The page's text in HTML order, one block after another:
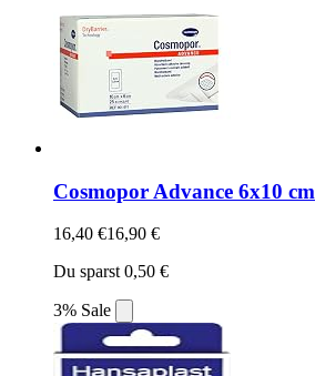
Cosmopor Advance 6x10 cm
16,40 €16,90 €
Du sparst 0,50 €
3% Sale